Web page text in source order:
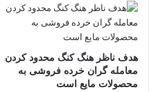
هدف ناظر هنگ کنگ محدود کردن
معامله گران خرده فروشی به
محصولات مایع است